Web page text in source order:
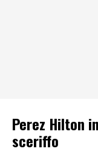
Perez Hilton
sceriffo